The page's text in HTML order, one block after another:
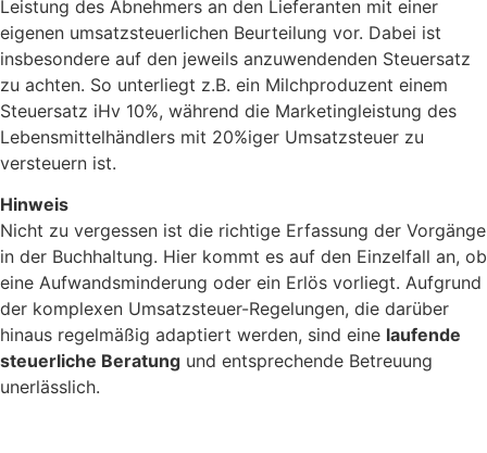
Leistung des Abnehmers an den Lieferanten mit einer
eigenen umsatzsteuerlichen Beurteilung vor. Dabei ist
insbesondere auf den jeweils anzuwendenden Steuersatz
zu achten. So unterliegt z.B. ein Milchproduzent einem
Steuersatz iHv 10%, während die Marketingleistung des
Lebensmittelhändlers mit 20%iger Umsatzsteuer zu
versteuern ist.
Hinweis
Nicht zu vergessen ist die richtige Erfassung der Vorgänge
in der Buchhaltung. Hier kommt es auf den Einzelfall an, ob
eine Aufwandsminderung oder ein Erlös vorliegt. Aufgrund
der komplexen Umsatzsteuer-Regelungen, die darüber
hinaus regelmäßig adaptiert werden, sind eine laufende
steuerliche Beratung und entsprechende Betreuung
unerlässlich.